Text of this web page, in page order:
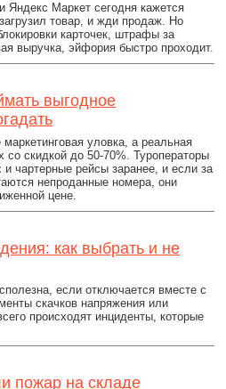
Яндекс Маркет сегодня кажется
товар, и жди продаж. Но
карточек, штрафы за
выручка, эйфория быстро проходит.
выгодное
уловка, а реальная
со скидкой до 50-70%. Туроператоры
чартерные рейсы заранее, и если за
непроданные номера, они
цене.
как выбрать и не
если отключается вместе с
скачков напряжения или
происходят инциденты, которые
пожар на складе